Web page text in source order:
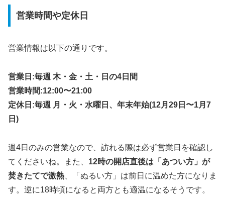
営業時間や定休日
営業情報は以下の通りです。
営業日:毎週 木・金・土・日の4日間
営業時間:12:00〜21:00
定休日:毎週 月・火・水曜日、年末年始(12月29日〜1月7
日)
週4日のみの営業なので、訪れる際は必ず営業日を確認し
てくださいね。また、 12時の開店直後は「あつい方」が
焚きたてで激熱 、「ぬるい方」は前日に温めた方になりま
す。逆に18時頃になると両方とも適温になるそうです。